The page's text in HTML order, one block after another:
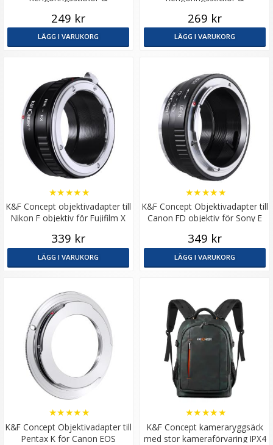
249 kr
LÄGG I VARUKORG
bildsensor
269 kr
LÄGG I VARUKORG
K&F Concept objektivadapter till
Nikon F objektiv för Fujifilm X
★★★★★
339 kr
LÄGG I VARUKORG
K&F Concept Objektivadapter till
Canon FD objektiv för Sony E
★★★★★
349 kr
LÄGG I VARUKORG
K&F Concept Objektivadapter till
Pentax K för Canon EOS
★★★★★
K&F Concept kameraryggsäck
med stor kameraförvaring IPX4
★★★★★